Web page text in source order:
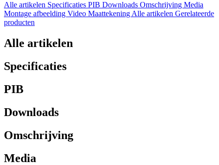
Alle artikelen Specificaties PIB Downloads Omschrijving Media
Montage afbeelding Video MaattekeningAlle artikelen Gerelateerde
producten
Alle artikelen
Specificaties
PIB
Downloads
Omschrijving
Media